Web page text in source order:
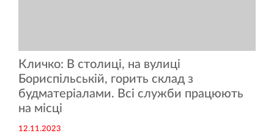
Кличко: В столиці, на вулиці
Бориспільській, горить склад з
будматеріалами. Всі служби працюють
на місці
12.11.2023